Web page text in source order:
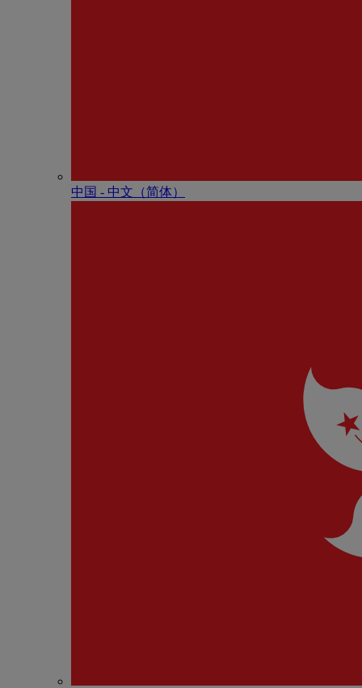
中国 - 中⽂（简体）